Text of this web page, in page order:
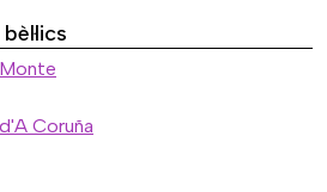
Coruña